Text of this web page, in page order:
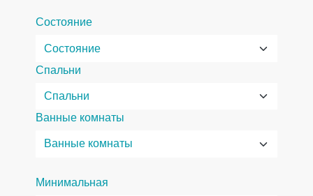
Состояние
Спальни
Ванные комнаты
Минимальная